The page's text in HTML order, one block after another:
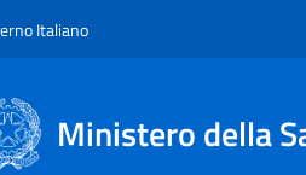
Italiano
Ministero della